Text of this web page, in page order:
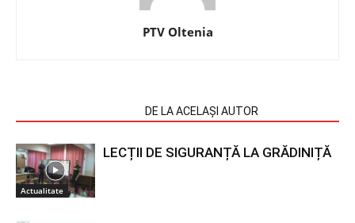
PTV Oltenia
DE LA ACELAȘI AUTOR
Actualitate
LECȚII DE SIGURANȚĂ LA GRĂDINIȚĂ